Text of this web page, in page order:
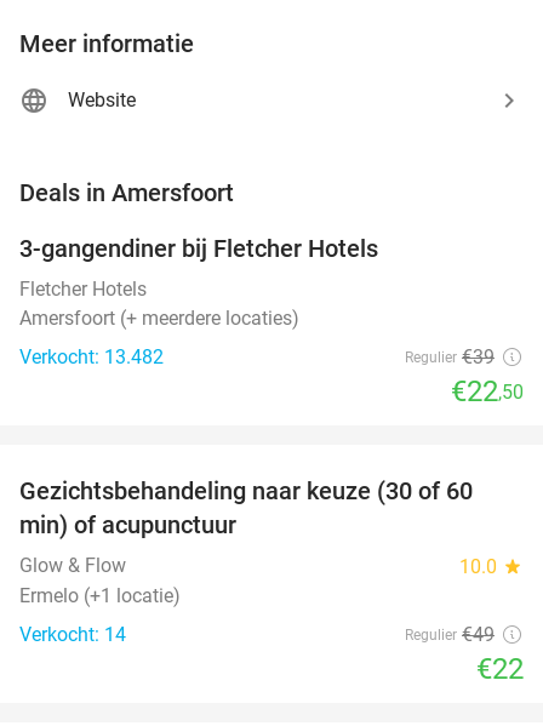
Meer informatie
Website
Deals in Amersfoort
3-gangendiner bij Fletcher Hotels
Fletcher Hotels
Amersfoort (+ meerdere locaties)
Verkocht: 13.482
Regulier €39
€22,50
55%
TODAY
Gezichtsbehandeling naar keuze (30 of 60
min) of acupunctuur
Glow & Flow 10.0 star
Ermelo (+1 locatie)
Verkocht: 14
Regulier €49
€22